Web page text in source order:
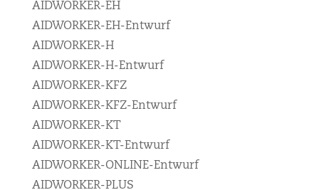
AIDWORKER-EH
AIDWORKER-EH-Entwurf
AIDWORKER-H
AIDWORKER-H-Entwurf
AIDWORKER-KFZ
AIDWORKER-KFZ-Entwurf
AIDWORKER-KT
AIDWORKER-KT-Entwurf
AIDWORKER-ONLINE-Entwurf
AIDWORKER-PLUS